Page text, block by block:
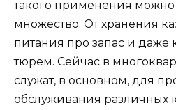
такого применения
множество. От хранения
питания про запас и даже
тюрем. Сейчас в
служат, в основном, для
обслуживания